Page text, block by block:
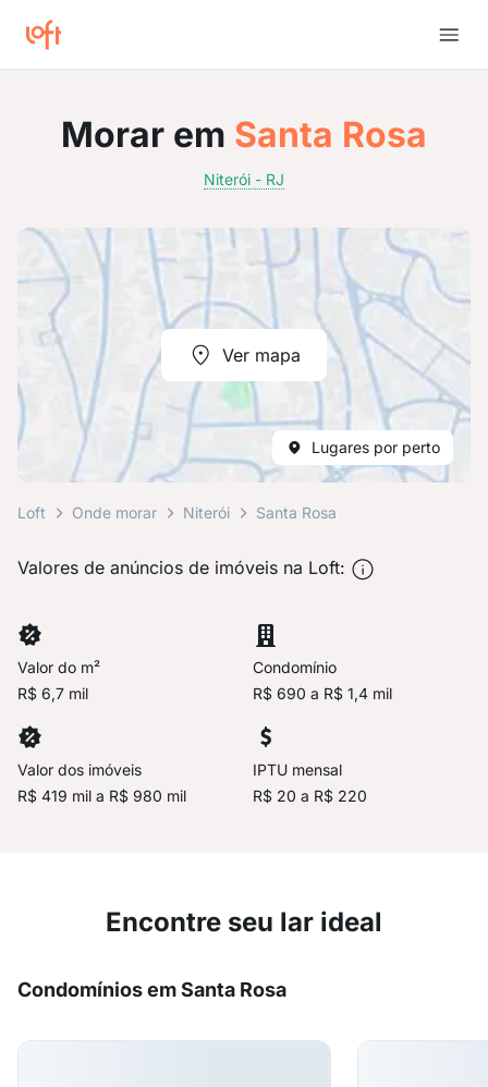
Morar em Santa Rosa
Niterói - RJ
Ver mapa
Lugares por perto
Loft Onde morar Niterói Santa Rosa
Valores de anúncios de imóveis na Loft:
Valor do m²
R$ 6,7 mil
Condomínio
R$ 690 a R$ 1,4 mil
Valor dos imóveis
R$ 419 mil a R$ 980 mil
IPTU mensal
R$ 20 a R$ 220
Encontre seu lar ideal
Condomínios em Santa Rosa